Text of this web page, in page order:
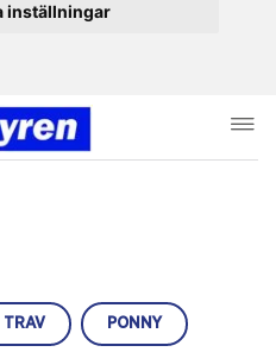
inställningar
TRAV PONNY